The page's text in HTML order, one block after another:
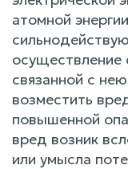
атомной
осуществление
связанной с
возместить
повышенной
вред возник
или умысла